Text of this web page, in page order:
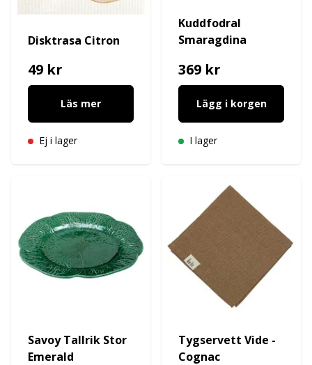
Disktrasa Citron
49 kr
Läs mer
Ej i lager
Kuddfodral
Smaragdina
369 kr
Lägg i korgen
I lager
Savoy Tallrik Stor
Emerald
Tygservett Vide -
Cognac